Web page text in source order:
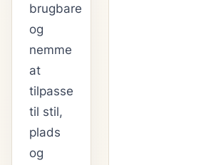
brugbare
og
nemme
at
tilpasse
til stil,
plads
og